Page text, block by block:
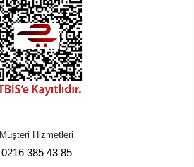
Müşteri Hizmetleri
0216 385 43 85